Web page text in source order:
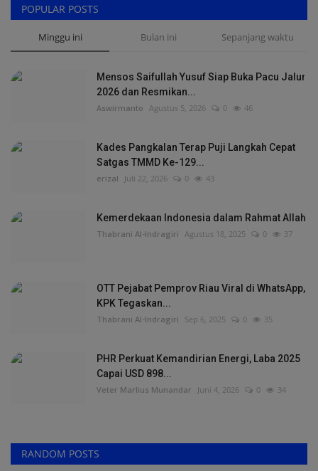
POPULAR POSTS
Minggu ini Bulan ini Sepanjang waktu
Mensos Saifullah Yusuf Siap Buka Pacu Jalur
2026 dan Resmikan...
Aswirmanto Agustus 5, 2026 0 46
Kades Pangkalan Terap Puji Langkah Cepat
Satgas TMMD Ke-129...
erizal Juli 22, 2026 0 43
Kemerdekaan Indonesia dalam Rahmat Allah
Thabrani Al-Indragiri Agustus 18, 2025 0 37
OTT Pejabat Pemprov Riau Viral di WhatsApp,
KPK Tegaskan...
Thabrani Al-Indragiri Sep 6, 2025 0 35
PHR Perkuat Kemandirian Energi, Laba 2025
Capai USD 898...
Veter Marlius Munandar Juni 4, 2026 0 34
RANDOM POSTS